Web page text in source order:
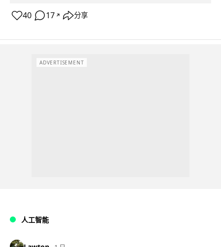
40 17 ↗ 分享
ADVERTISEMENT
人工智能